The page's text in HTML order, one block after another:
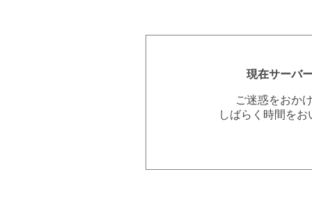
現在サーバ
ご迷惑をおか
しばらく時間を